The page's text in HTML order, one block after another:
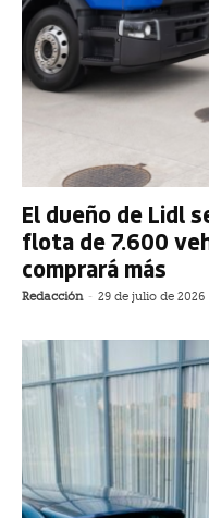
El dueño de Lidl
flota de 7.600
comprará más
Redacción - 29 de julio de 2026